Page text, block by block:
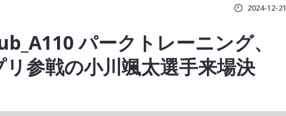
2024-12-21
パークトレーニング、
参戦の小川颯太選手来場決